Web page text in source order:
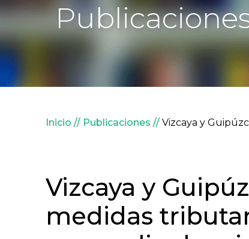
Sobrescribir enlaces
Inicio Publicaciones Vizcaya y
Vizcaya y
medidas